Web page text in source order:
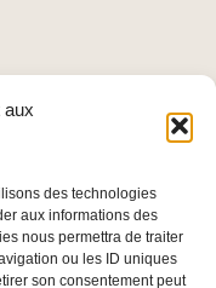
aux
des technologies
aux informations des
nous permettra de traiter
ou les ID uniques
son consentement peut